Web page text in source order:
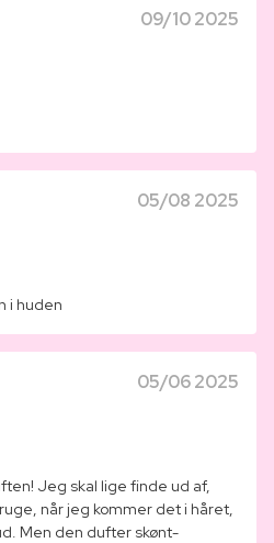
09/10 2025
05/08 2025
i huden
05/06 2025
Jeg skal lige finde ud af,
når jeg kommer det i håret,
Men den dufter skønt-